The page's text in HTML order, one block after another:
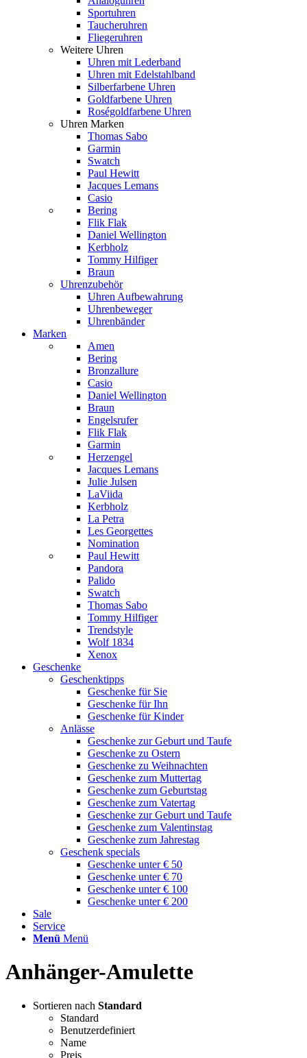
Sportuhren
Taucheruhren
Fliegeruhren
Weitere Uhren
Uhren mit Lederband
Uhren mit Edelstahlband
Silberfarbene Uhren
Goldfarbene Uhren
Roségoldfarbene Uhren
Uhren Marken
Thomas Sabo
Garmin
Swatch
Paul Hewitt
Jacques Lemans
Casio
Bering
Flik Flak
Daniel Wellington
Kerbholz
Tommy Hilfiger
Braun
Uhrenzubehör
Uhren Aufbewahrung
Uhrenbeweger
Uhrenbänder
Marken
Amen
Bering
Bronzallure
Casio
Daniel Wellington
Braun
Engelsrufer
Flik Flak
Garmin
Herzengel
Jacques Lemans
Julie Julsen
LaViida
Kerbholz
La Petra
Les Georgettes
Nomination
Paul Hewitt
Pandora
Palido
Swatch
Thomas Sabo
Tommy Hilfiger
Trendstyle
Wolf 1834
Xenox
Geschenke
Geschenktipps
Geschenke für Sie
Geschenke für Ihn
Geschenke für Kinder
Anlässe
Geschenke zur Geburt und Taufe
Geschenke zu Ostern
Geschenke zu Weihnachten
Geschenke zum Muttertag
Geschenke zum Geburtstag
Geschenke zum Vatertag
Geschenke zur Geburt und Taufe
Geschenke zum Valentinstag
Geschenke zum Jahrestag
Geschenk specials
Geschenke unter € 50
Geschenke unter € 70
Geschenke unter € 100
Geschenke unter € 200
Sale
Service
Menü Menü
Anhänger-Amulette
Sortieren nach Standard
Standard
Benutzerdefiniert
Name
Preis